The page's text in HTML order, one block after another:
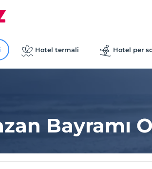
Hotel termali Hotel per
Bayramı